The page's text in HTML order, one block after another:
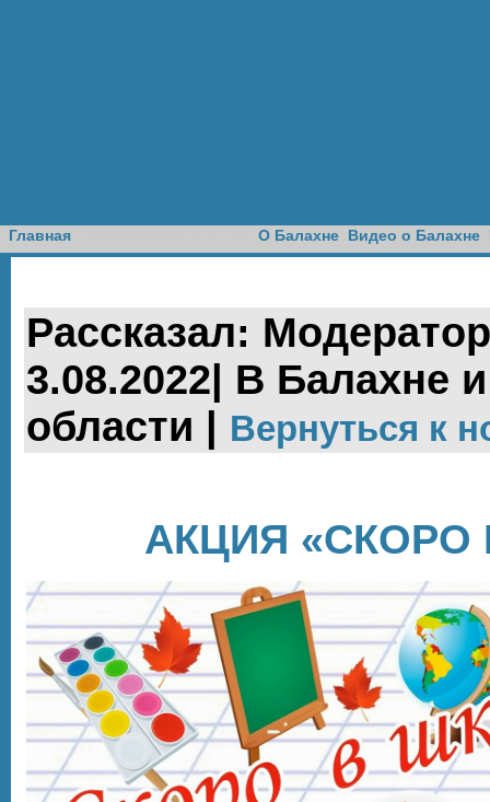
Главная О Балахне Видео о Балахне
Рассказал:
3.08.2022| В Балахне
области |
Вернуться к
АКЦИЯ «СКОРО